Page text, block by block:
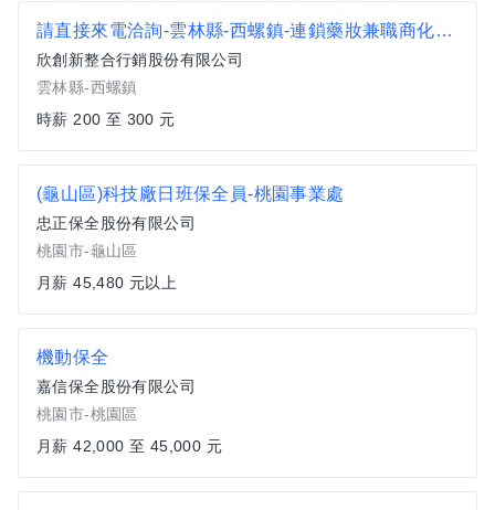
請直接來電洽詢-雲林縣-西螺鎮-連鎖藥妝兼職商化人員
欣創新整合行銷股份有限公司
雲林縣-西螺鎮
時薪 200 至 300 元
(龜山區)科技廠日班保全員-桃園事業處
忠正保全股份有限公司
桃園市-龜山區
月薪 45,480 元以上
機動保全
嘉信保全股份有限公司
桃園市-桃園區
月薪 42,000 至 45,000 元